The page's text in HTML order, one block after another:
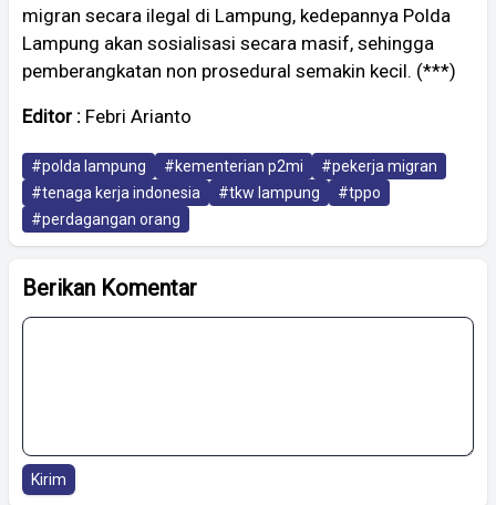
migran secara ilegal di Lampung, kedepannya Polda
Lampung akan sosialisasi secara masif, sehingga
pemberangkatan non prosedural semakin kecil. (***)
Editor : Febri Arianto
#polda lampung #kementerian p2mi
#pekerja migran
#tenaga kerja indonesia
#tkw lampung
#tppo
#perdagangan orang
Berikan Komentar
Kirim